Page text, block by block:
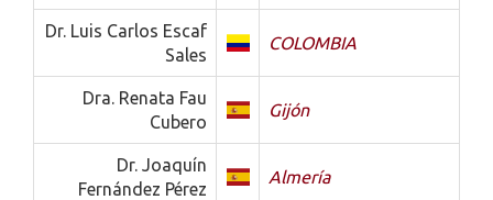
Dr. Luis Carlos Escaf
Sales
COLOMBIA
Dra. Renata Fau
Cubero
Gijón
Dr. Joaquín
Fernández Pérez
Almería